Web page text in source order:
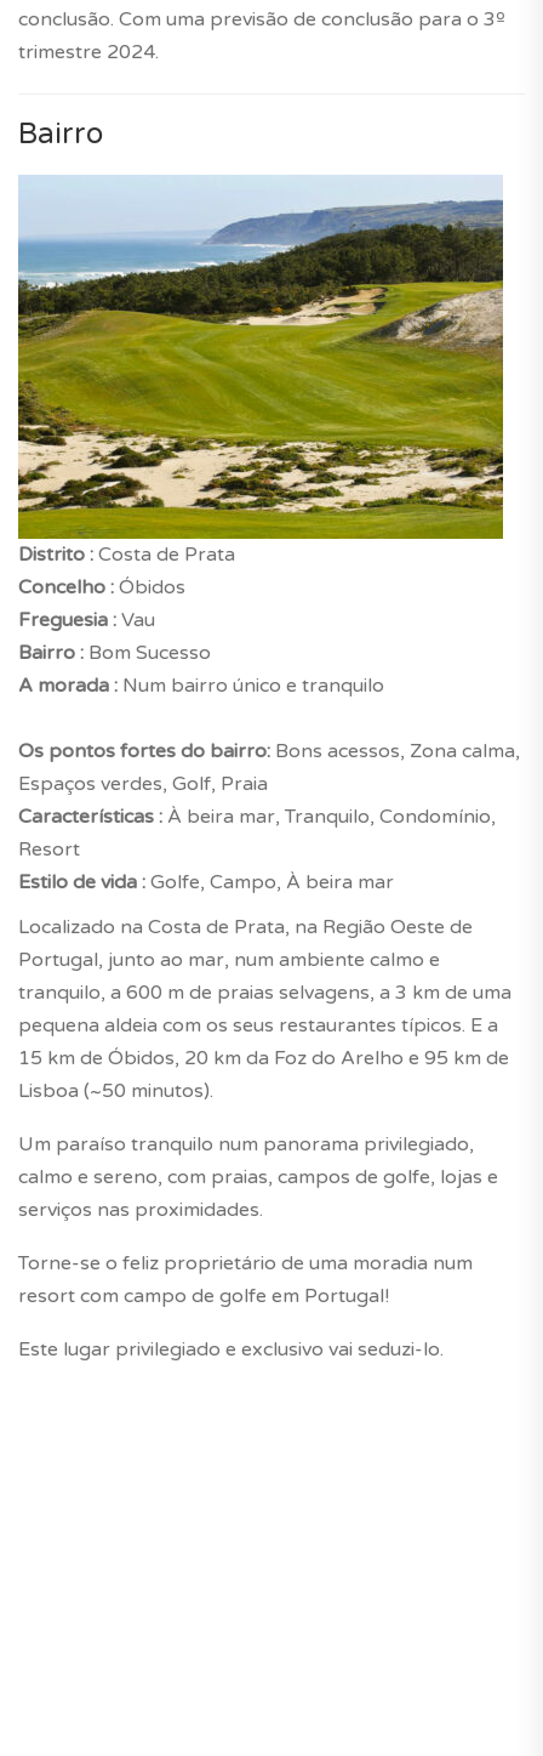
conclusão. Com uma previsão de conclusão para o 3º
trimestre 2024.
Bairro
Distrito : Costa de Prata
Concelho : Óbidos
Freguesia : Vau
Bairro : Bom Sucesso
A morada : Num bairro único e tranquilo
Os pontos fortes do bairro: Bons acessos, Zona calma,
Espaços verdes, Golf, Praia
Características : À beira mar, Tranquilo, Condomínio,
Resort
Estilo de vida : Golfe, Campo, À beira mar
Localizado na Costa de Prata, na Região Oeste de
Portugal, junto ao mar, num ambiente calmo e
tranquilo, a 600 m de praias selvagens, a 3 km de uma
pequena aldeia com os seus restaurantes típicos. E a
15 km de Óbidos, 20 km da Foz do Arelho e 95 km de
Lisboa (~50 minutos).
Um paraíso tranquilo num panorama privilegiado,
calmo e sereno, com praias, campos de golfe, lojas e
serviços nas proximidades.
Torne-se o feliz proprietário de uma moradia num
resort com campo de golfe em Portugal!
Este lugar privilegiado e exclusivo vai seduzi-lo.